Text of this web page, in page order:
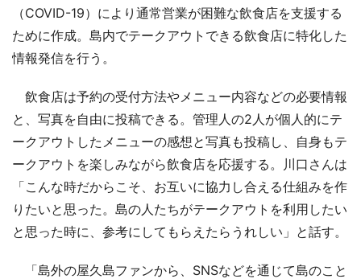
（COVID-19）により通常営業が困難な飲食店を支援する
ために作成。島内でテークアウトできる飲食店に特化した
情報発信を行う。
飲食店は予約の受付方法やメニュー内容などの必要情報
と、写真を自由に投稿できる。管理人の2人が個人的にテ
ークアウトしたメニューの感想と写真も投稿し、自身もテ
ークアウトを楽しみながら飲食店を応援する。川口さんは
「こんな時だからこそ、お互いに協力し合える仕組みを作
りたいと思った。島の人たちがテークアウトを利用したい
と思った時に、参考にしてもらえたらうれしい」と話す。
「島外の屋久島ファンから、SNSなどを通じて島のこと